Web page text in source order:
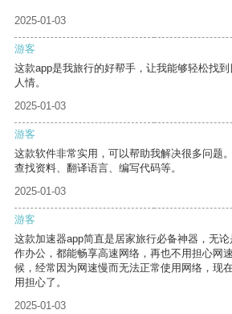
2025-01-03
游客
这款app是我旅行的好帮手，让我能够轻松找
人情。
2025-01-03
游客
这款软件非常实用，可以帮助我解决很多问题
查找资料、翻译语言、编写代码等。
2025-01-03
游客
这款加速器app简直是居家旅行必备神器，无
作办公，都能畅享高速网络，再也不用担心网
候，经常因为网速慢而无法正常使用网络，现
用担心了。
2025-01-03